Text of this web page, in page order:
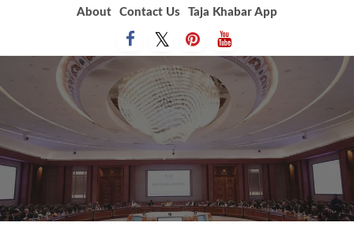
About Contact Us Taja Khabar App